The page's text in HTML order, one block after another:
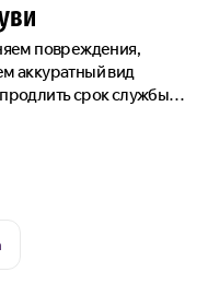
повреждения,
аккуратный вид
срок службы